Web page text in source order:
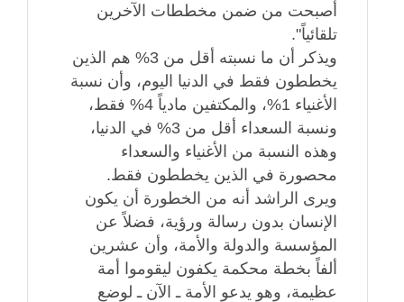
أصبحت من ضمن مخططات الآخرين
تلقائياً".
ويذكر أن ما نسبته أقل من 3% هم الذين
يخططون فقط في الدنيا اليوم، وأن نسبة
الأغنياء 1%، والمكتفين مادياً 4% فقط،
ونسبة السعداء أقل من 3% في الدنيا،
وهذه النسبة من الأغنياء والسعداء
محصورة في الذين يخططون فقط.
ويرى الراشد أنه من الخطورة أن يكون
الإنسان بدون رسالة ورؤية، فضلاً عن
المؤسسة والدولة والأمة، وأن عشرين
ألفاً بخطة محكمة يكفون ليقوموا أمة
عظيمة، وهو يدعو الأمة ـ الآن ـ لوضع